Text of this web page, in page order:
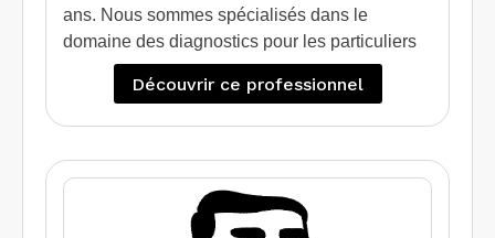
ans. Nous sommes spécialisés dans le
domaine des diagnostics pour les particuliers
qui souhaitent vendre / louer leur bien.
Egalement nous apportons une expertise et un
énergétique projeté.
Nous intervenons également sur des sites
professionnels et industriels
Découvrir ce professionnel